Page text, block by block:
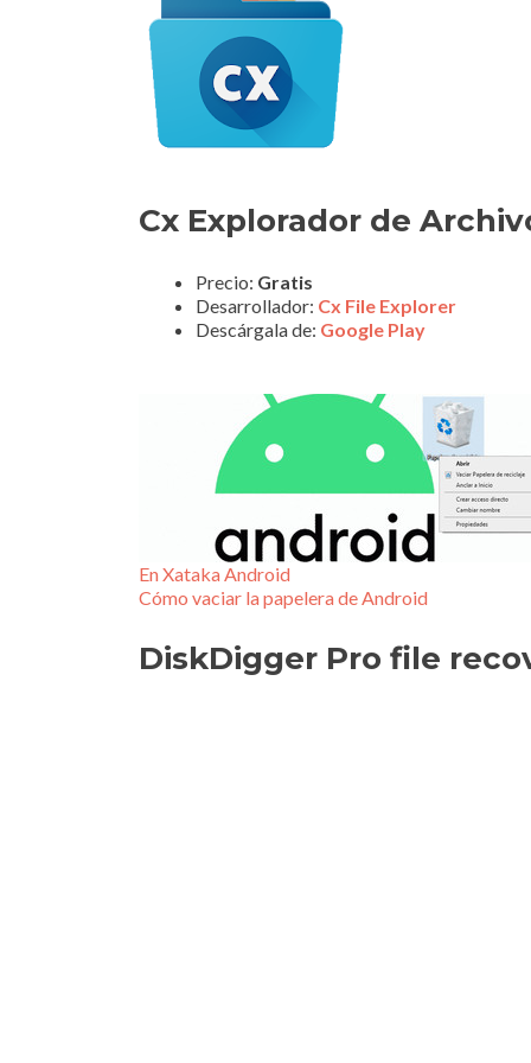
Cx Explorador de
Precio: Gratis
Desarrollador: Cx File Explorer
Descárgala de: Google Play
En Xataka Android
Cómo vaciar la papelera de Android
DiskDigger Pro file